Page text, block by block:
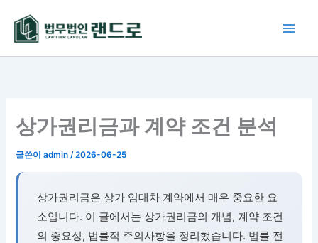
로
상가권리금과 계약 조건 분석
글쓴이admin/2026-06-25
상가권리금은 상가 임대차 계약에서 매우 중요한 요
소입니다. 이 글에서는 상가권리금의 개념, 계약 조건
의 중요성, 법률적 주의사항을 정리했습니다. 법률 전